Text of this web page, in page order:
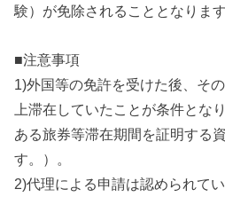
験）が免除されることとなります
■注意事項
1)外国等の免許を受けた後、そ
上滞在していたことが条件とな
ある旅券等滞在期間を証明する
す。）。
2)代理による申請は認められて